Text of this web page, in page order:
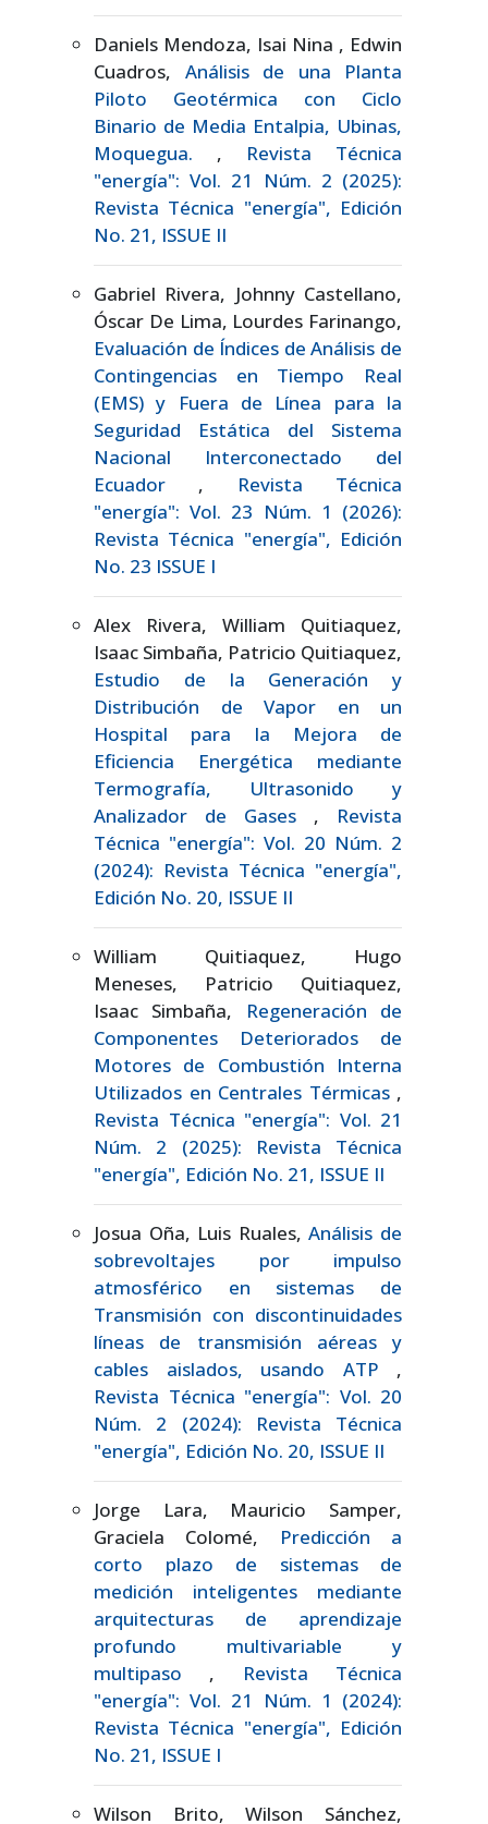
Daniels Mendoza, Isai Nina , Edwin
Cuadros, Análisis de una Planta
Piloto Geotérmica con Ciclo
Binario de Media Entalpia, Ubinas,
Moquegua. , Revista Técnica
"energía": Vol. 21 Núm. 2 (2025):
Revista Técnica "energía", Edición
No. 21, ISSUE II
Gabriel Rivera, Johnny Castellano,
Óscar De Lima, Lourdes Farinango,
Evaluación de Índices de Análisis de
Contingencias en Tiempo Real
(EMS) y Fuera de Línea para la
Seguridad Estática del Sistema
Nacional Interconectado del
Ecuador ,
Revista Técnica
"energía": Vol. 23 Núm. 1 (2026):
Revista Técnica "energía", Edición
No. 23 ISSUE I
Alex Rivera, William Quitiaquez,
Isaac Simbaña, Patricio Quitiaquez,
Estudio de la Generación y
Distribución de Vapor en un
Hospital para la Mejora de
Eficiencia Energética mediante
Termografía, Ultrasonido y
Analizador de Gases , Revista
Técnica "energía": Vol. 20 Núm. 2
(2024): Revista Técnica "energía",
Edición No. 20, ISSUE II
William Quitiaquez, Hugo
Meneses, Patricio Quitiaquez,
Isaac Simbaña,
Regeneración de
Componentes Deteriorados de
Motores de Combustión Interna
Utilizados en Centrales Térmicas ,
Revista Técnica "energía": Vol. 21
Núm. 2 (2025): Revista Técnica
"energía", Edición No. 21, ISSUE II
Josua Oña, Luis Ruales,Análisis de
sobrevoltajes por impulso
atmosférico en sistemas de
Transmisión con discontinuidades
líneas de transmisión aéreas y
cables aislados, usando ATP ,
Revista Técnica "energía": Vol. 20
Núm. 2 (2024): Revista Técnica
"energía", Edición No. 20, ISSUE II
Jorge Lara, Mauricio Samper,
Graciela Colomé,
Predicción a
corto plazo de sistemas de
medición inteligentes mediante
arquitecturas de aprendizaje
profundo multivariable y
multipaso ,
Revista Técnica
"energía": Vol. 21 Núm. 1 (2024):
Revista Técnica "energía", Edición
No. 21, ISSUE I
Wilson Brito, Wilson Sánchez,